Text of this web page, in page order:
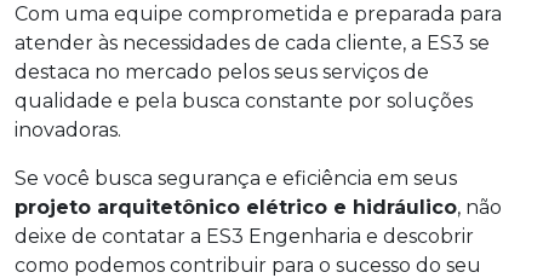
Com uma equipe comprometida e preparada para
atender às necessidades de cada cliente, a ES3 se
destaca no mercado pelos seus serviços de
qualidade e pela busca constante por soluções
inovadoras.
Se você busca segurança e eficiência em seus
projeto arquitetônico elétrico e hidráulico, não
deixe de contatar a ES3 Engenharia e descobrir
como podemos contribuir para o sucesso do seu